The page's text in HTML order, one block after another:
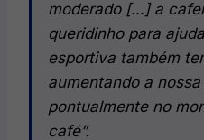
moderado […] a
queridinho para
esportiva também
aumentando a
pontualmente no
café”​.